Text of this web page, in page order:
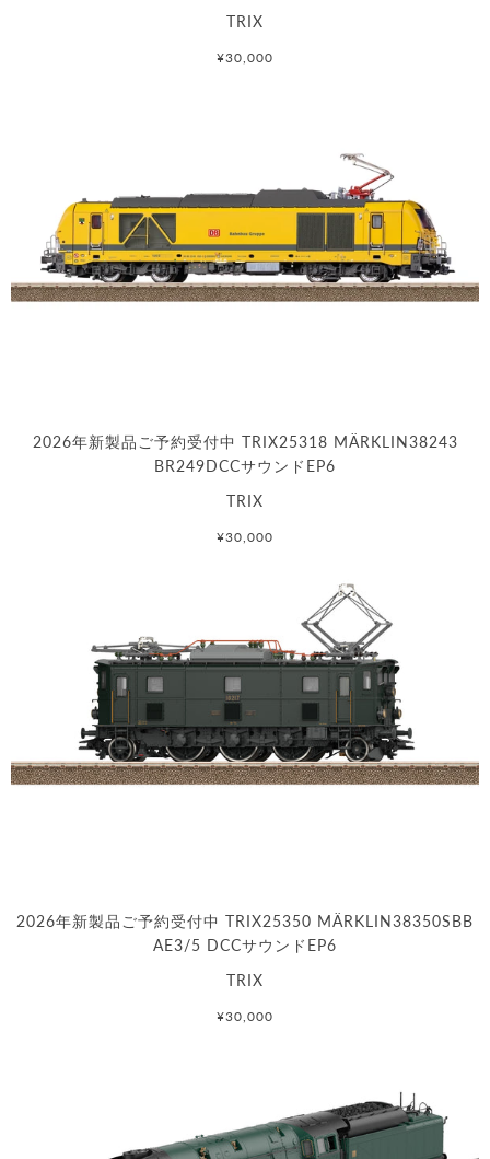
TRIX
¥30,000
2026年新製品ご予約受付中 TRIX25318 MÄRKLIN38243
BR249DCCサウンドEP6
TRIX
¥30,000
2026年新製品ご予約受付中 TRIX25350 MÄRKLIN38350SBB
AE3/5 DCCサウンドEP6
TRIX
¥30,000